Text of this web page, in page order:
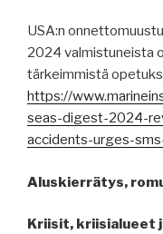
USA:n
2024 valmistuneista
tärkeimmistä
https://
seas-digest-2024-
accidents-urges-
Aluskierrätys,
Kriisit, kriisialueet